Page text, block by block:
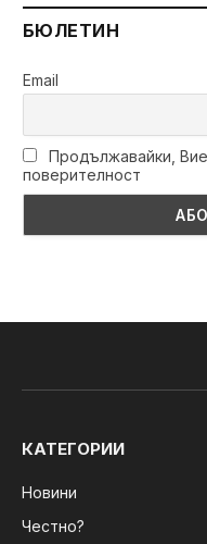
БЮЛЕТИН
Email
Продължавайки,
поверителност
КАТЕГОРИИ
Новини
Честно?